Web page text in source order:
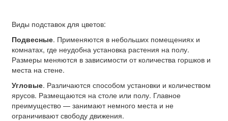
Виды подставок для цветов:
Подвесные. Применяются в небольших помещениях и
комнатах, где неудобна установка растения на полу.
Размеры меняются в зависимости от количества горшков и
места на стене.
Угловые. Различаются способом установки и количеством
ярусов. Размещаются на столе или полу. Главное
преимущество — занимают немного места и не
ограничивают свободу движения.